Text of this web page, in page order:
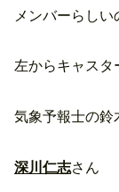
メンバーらしい
左からキャスタ
気象予報士の鈴
深川仁志さん